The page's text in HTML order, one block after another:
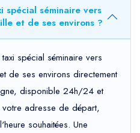
spécial séminaire vers
et de ses environs ?
spécial séminaire vers
de ses environs directement
disponible 24h/24 et
adresse de départ,
souhaitées. Une